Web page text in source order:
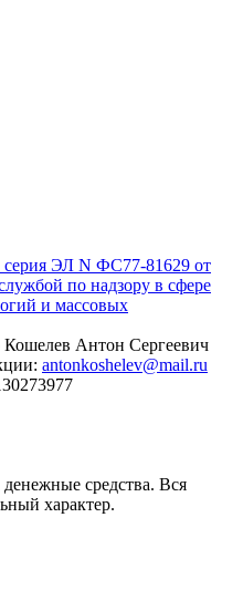
ЭЛ N ФС77-81629 от
по надзору в сфере
и массовых
Кошелев Антон Сергеевич
antonkoshelev@mail.ru
средства. Вся
характер.